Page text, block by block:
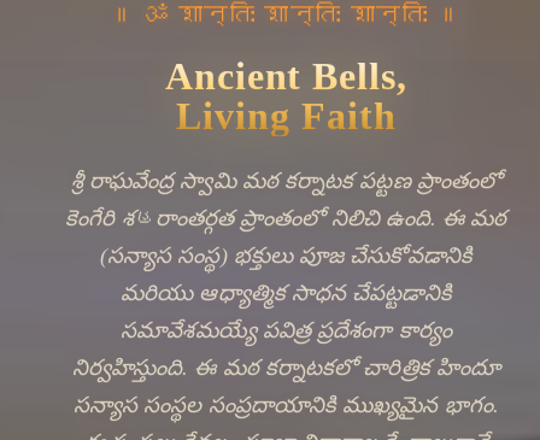
॥ ॐ शान्तिः शान्तिः शान्तिः ॥
Ancient Bells,
Living Faith
శ్రీ రాఘవేంద్ర స్వామి మఠ కర్నాటక పట్టణ ప్రాంతంలో
కెంగేరి శહరాంతర్గత ప్రాంతంలో నిలిచి ఉంది. ఈ మఠ
(సన్యాస సంస్థ) భక్తులు పూజ చేసుకోవడానికి
మరియు ఆధ్యాత్మిక సాధన చేపట్టడానికి
సమావేశమయ్యే పవిత్ర ప్రదేశంగా కార్యం
నిర్వహిస్తుంది. ఈ మఠ కర్నాటకలో చారిత్రిక హిందూ
సన్యాస సంస్థల సంప్రదాయానికి ముఖ్యమైన భాగం.